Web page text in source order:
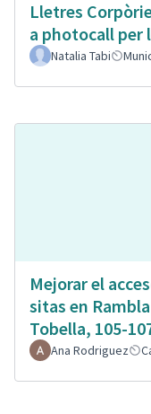
Lletres
a photocall per
Natalia Tabi
Mejorar el
sitas en
Tobella, 105-
Ana Rodriguez